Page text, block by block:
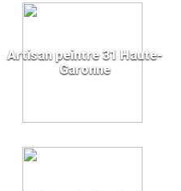
Artisan peintre 31 Haute-
Garonne